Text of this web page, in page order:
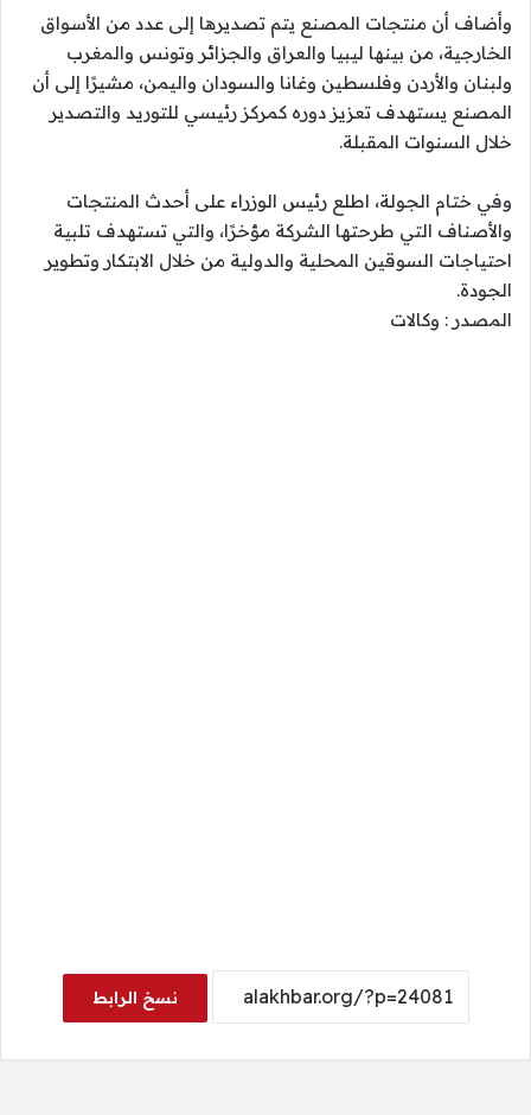
وأضاف أن منتجات المصنع يتم تصديرها إلى عدد من الأسواق
الخارجية، من بينها ليبيا والعراق والجزائر وتونس والمغرب
ولبنان والأردن وفلسطين وغانا والسودان واليمن، مشيرًا إلى أن
المصنع يستهدف تعزيز دوره كمركز رئيسي للتوريد والتصدير
خلال السنوات المقبلة.
وفي ختام الجولة، اطلع رئيس الوزراء على أحدث المنتجات
والأصناف التي طرحتها الشركة مؤخرًا، والتي تستهدف تلبية
احتياجات السوقين المحلية والدولية من خلال الابتكار وتطوير
الجودة.
المصدر : وكالات
نسخ الرابط